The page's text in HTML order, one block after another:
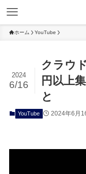
ホーム YouTube
クラウ
円以上
と
2024
6/16
YouTube 2024年6月